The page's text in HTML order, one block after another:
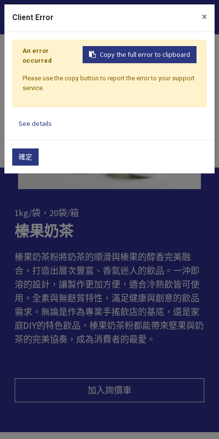
首頁 產品 粉末 沖泡粉 榛果奶茶
榛果奶茶
1kg/袋，20袋/箱
榛果奶茶粉將奶茶的順滑與榛果的醇香完美融
合，打造出層次豐富、香氣迷人的飲品。一沖即
溶的設計，讓製作更加方便，適合冷熱飲皆可使
用。全素與無麩質特性，滿足健康與創意的飲品
需求。無論是作為專業手搖飲店的基底，還是家
庭DIY的特色飲品，榛果奶茶粉都能帶來堅果與奶
茶的完美協奏，成為消費者的最愛。
加入詢價車
Client Error ×
Copy the full error to clipboard
An error
occurred
Please use the copy button to report the error to your support
service.
See details
確定